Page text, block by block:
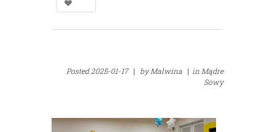
Posted2025-01-17 | byMalwina | in Mądre
Sowy